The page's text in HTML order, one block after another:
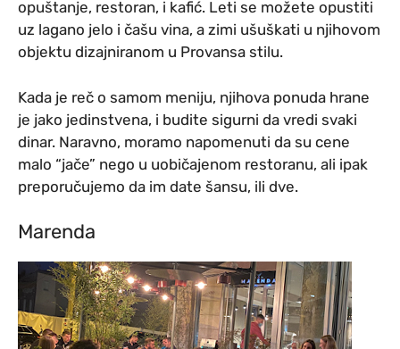
opuštanje, restoran, i kafić. Leti se možete opustiti
uz lagano jelo i čašu vina, a zimi ušuškati u njihovom
objektu dizajniranom u Provansa stilu.
Kada je reč o samom meniju, njihova ponuda hrane
je jako jedinstvena, i budite sigurni da vredi svaki
dinar. Naravno, moramo napomenuti da su cene
malo “jače” nego u uobičajenom restoranu, ali ipak
preporučujemo da im date šansu, ili dve.
Marenda